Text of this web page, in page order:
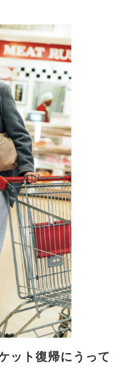
ット復帰にうって